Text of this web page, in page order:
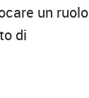
un ruolo
di